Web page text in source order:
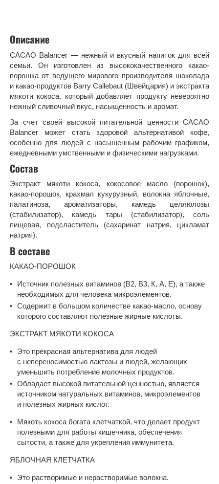
Описание
CACAO Balancer —нежный и вкусный напиток для всей
семьи. Он изготовлен из высококачественного какао-
порошка от ведущего мирового производителя шоколада
и какао-продуктов Barry Callebaut (Швейцария) и экстракта
мякоти кокоса, который добавляет продукту невероятно
нежный сливочный вкус, насыщенность и аромат.
За счет своей высокой питательной ценности CACAO
Balancer может стать здоровой альтернативой кофе,
особенно для людей с насыщенным рабочим графиком,
ежедневными умственными и физическими нагрузками.
Состав
Экстракт мякоти кокоса, кокосовое масло (порошок),
какао-порошок, крахмал кукурузный, волокна яблочные,
палатиноза, ароматизаторы, камедь целлюлозы
(стабилизатор), камедь тары (стабилизатор), соль
пищевая, подсластитель (сахаринат натрия, цикламат
натрия).
В составе
КАКАО-ПОРОШОК
Источник полезных витаминов (В2, В3, К, А, Е), а также
необходимых для человека микроэлементов.
Содержит в большом количестве какао-масло, основу
которого составляют полезные жирные кислоты.
ЭКСТРАКТ МЯКОТИ КОКОСА
Это прекрасная альтернатива для людей
с непереносимостью лактозы и людей, желающих
уменьшить потребление молочных продуктов.
Обладает высокой питательной ценностью, является
источником натуральных витаминов, микроэлементов
и полезных жирных кислот.
Мякоть кокоса богата клетчаткой, что делает продукт
полезными для работы кишечника, обеспечения
сытости, а также для укрепления иммунитета.
ЯБЛОЧНАЯ КЛЕТЧАТКА
Это растворимые и нерастворимые волокна.